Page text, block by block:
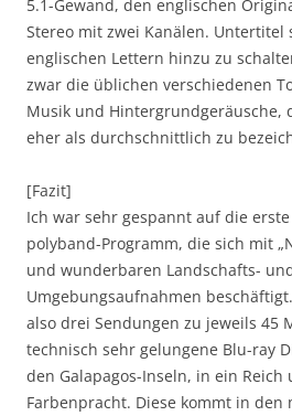
5.1-Gewand, den englischen
Stereo mit zwei Kanälen.
englischen Lettern hinzu zu
zwar die üblichen verschiedenen
Musik und Hintergrundgeräusche,
eher als durchschnittlich zu
[Fazit]
Ich war sehr gespannt auf die
polyband-Programm, die sich mit
und wunderbaren Landschafts-
Umgebungsaufnahmen
also drei Sendungen zu jeweils 45
technisch sehr gelungene Blu-ray
den Galapagos-Inseln, in ein
Farbenpracht. Diese kommt in den